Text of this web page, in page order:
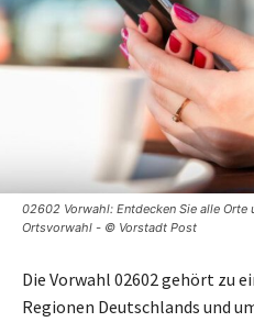
02602 Vorwahl: Entdecken Sie alle
Ortsvorwahl - © Vorstadt Post
Die Vorwahl 02602 gehört zu
Regionen Deutschlands und